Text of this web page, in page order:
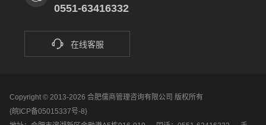
0551-63416332
在线客服
Copyright © 2013-2026 合肥儒商管理咨询有限公司 版权所有
{皖ICP备05015337号-8}